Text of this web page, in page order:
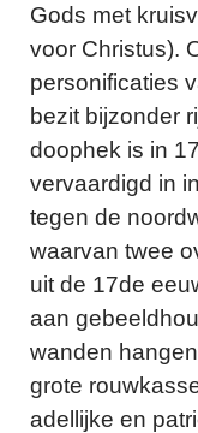
Gods met
voor Christus).
personificaties
bezit bijzonder
doophek is in
vervaardigd in
tegen de
waarvan twee
uit de 17de
aan
wanden
grote
adellijke en